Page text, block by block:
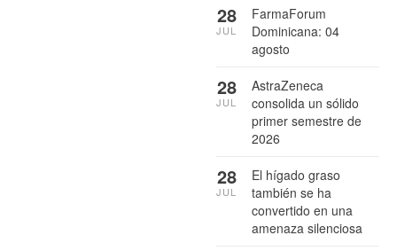
FarmaForum
Dominicana: 04
agosto
28
JUL
AstraZeneca
consolida un sólido
primer semestre de
2026
28
JUL
El hígado graso
también se ha
convertido en una
amenaza silenciosa
28
JUL